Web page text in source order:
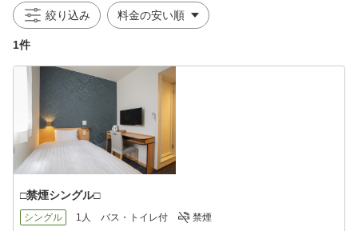
絞り込み
1件
□禁煙シングル□
シングル 1人 バス・トイレ付 禁煙